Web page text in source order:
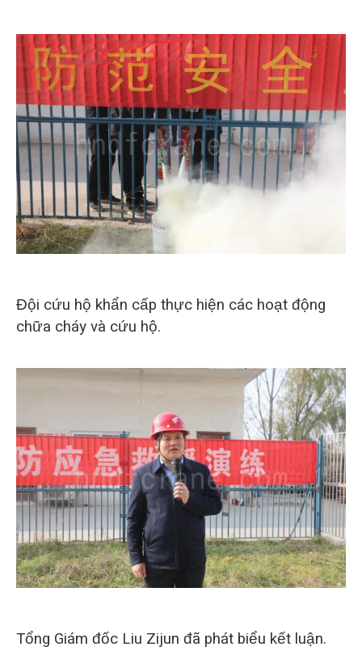
Đội cứu hộ khẩn cấp thực hiện các hoạt động
chữa cháy và cứu hộ.
Tổng Giám đốc Liu Zijun đã phát biểu kết luận.